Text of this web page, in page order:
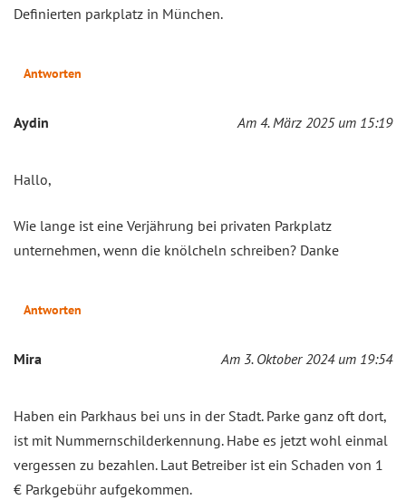
Definierten parkplatz in München.
Antworten
Aydin Am 4. März 2025 um 15:19
Hallo,
Wie lange ist eine Verjährung bei privaten Parkplatz
unternehmen, wenn die knölcheln schreiben? Danke
Antworten
Mira Am 3. Oktober 2024 um 19:54
Haben ein Parkhaus bei uns in der Stadt. Parke ganz oft dort,
ist mit Nummernschilderkennung. Habe es jetzt wohl einmal
vergessen zu bezahlen. Laut Betreiber ist ein Schaden von 1
€ Parkgebühr aufgekommen.